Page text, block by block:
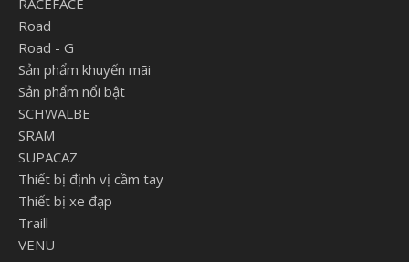
RACEFACE
Road
Road - G
Sản phẩm khuyến mãi
Sản phẩm nổi bật
SCHWALBE
SRAM
SUPACAZ
Thiết bị định vị cầm tay
Thiết bị xe đạp
Traill
VENU